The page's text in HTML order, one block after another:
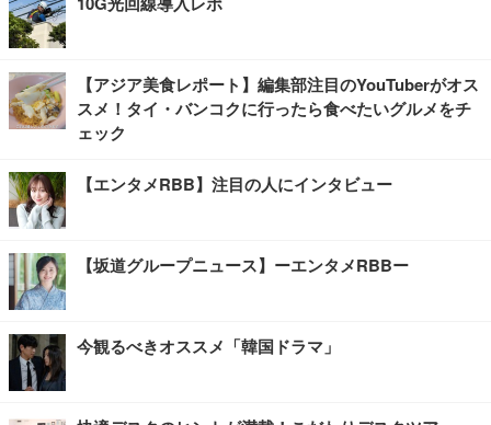
【アジア美食レポート】編集部注目のYouTuberがオス
スメ！タイ・バンコクに行ったら食べたいグルメをチ
ェック
【エンタメRBB】注目の人にインタビュー
【坂道グループニュース】ーエンタメRBBー
今観るべきオススメ「韓国ドラマ」